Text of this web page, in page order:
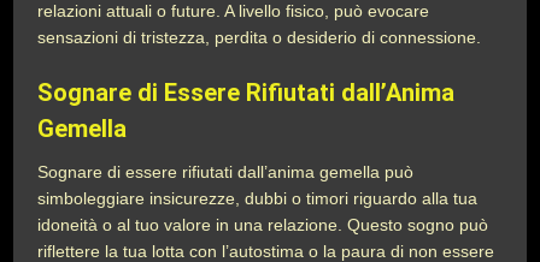
relazioni attuali o future. A livello fisico, può evocare
sensazioni di tristezza, perdita o desiderio di connessione.
Sognare di Essere Rifiutati dall’Anima
Gemella
Sognare di essere rifiutati dall’anima gemella può
simboleggiare insicurezze, dubbi o timori riguardo alla tua
idoneità o al tuo valore in una relazione. Questo sogno può
riflettere la tua lotta con l’autostima o la paura di non essere